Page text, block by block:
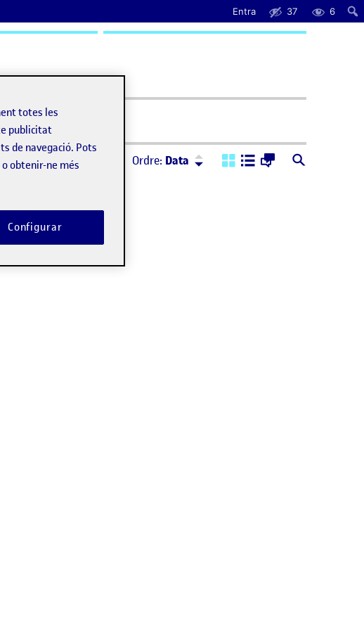
Entra 37 6
Ajuda
Ordre: Data Ordre: Descendent
y abstract hecho con tags
totes les
publicitat
de navegació. Pots
obtenir-ne més
Configurar